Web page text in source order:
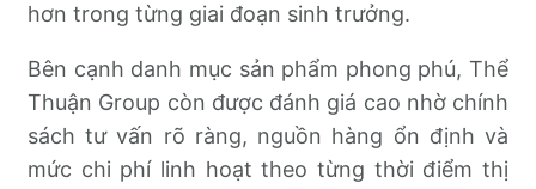
hơn trong từng giai đoạn sinh trưởng.
Bên cạnh danh mục sản phẩm phong phú, Thể
Thuận Group còn được đánh giá cao nhờ chính
sách tư vấn rõ ràng, nguồn hàng ổn định và
mức chi phí linh hoạt theo từng thời điểm thị